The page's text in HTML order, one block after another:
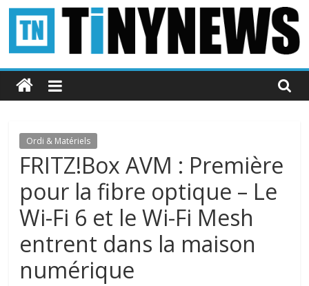
Passer
contenu
Tinynews
Le
belge
connecté
Ordi & Matériels
FRITZ!Box AVM : Première
pour la fibre optique – Le
Wi-Fi 6 et le Wi-Fi Mesh
entrent dans la maison
numérique